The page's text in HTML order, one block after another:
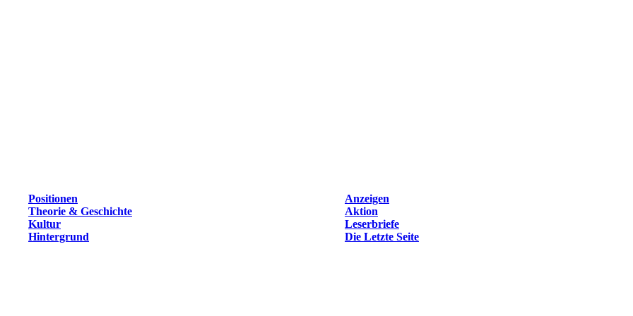
Positionen
Anzeigen
Theorie & Geschichte
Aktion
Kultur
Leserbriefe
Hintergrund Die Letzte Seite